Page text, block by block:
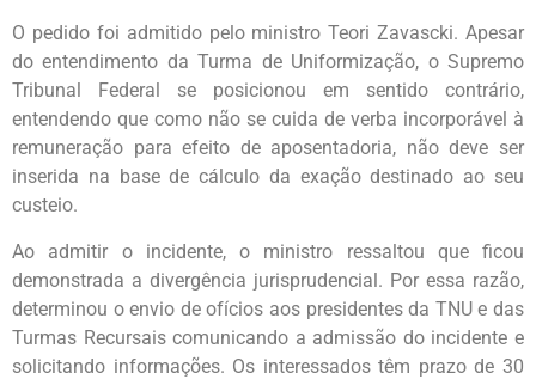
O pedido foi admitido pelo ministro Teori Zavascki. Apesar
do entendimento da Turma de Uniformização, o Supremo
Tribunal Federal se posicionou em sentido contrário,
entendendo que como não se cuida de verba incorporável à
remuneração para efeito de aposentadoria, não deve ser
inserida na base de cálculo da exação destinado ao seu
custeio.
Ao admitir o incidente, o ministro ressaltou que ficou
demonstrada a divergência jurisprudencial. Por essa razão,
determinou o envio de ofícios aos presidentes da TNU e das
Turmas Recursais comunicando a admissão do incidente e
solicitando informações. Os interessados têm prazo de 30